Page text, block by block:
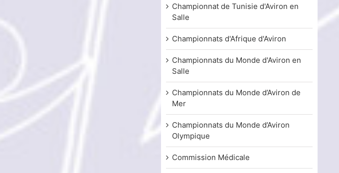
Championnat de Tunisie d'Aviron en
Salle
Championnats d'Afrique d'Aviron
Championnats du Monde d'Aviron en
Salle
Championnats du Monde d’Aviron de
Mer
Championnats du Monde d’Aviron
Olympique
Commission Médicale